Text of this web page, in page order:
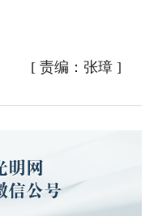
[ 责编：张璋]